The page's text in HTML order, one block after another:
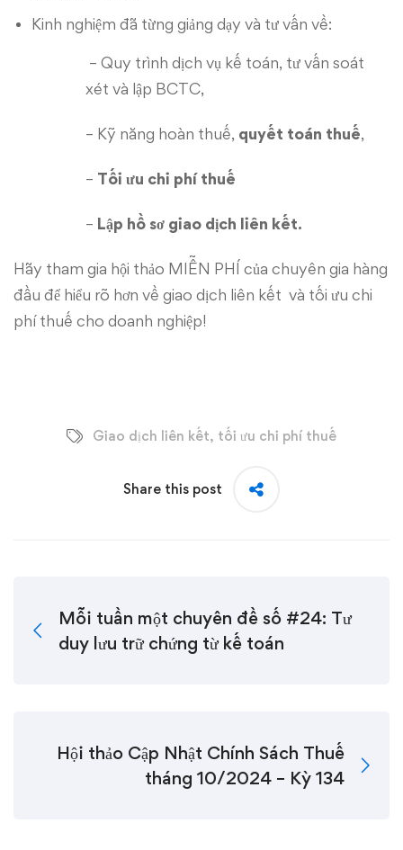
Kinh nghiệm đã từng giảng dạy và tư vấn về:
– Quy trình dịch vụ kế toán, tư vấn soát
xét và lập BCTC,
– Kỹ năng hoàn thuế, quyết toán thuế,
– Tối ưu chi phí thuế
– Lập hồ sơ giao dịch liên kết.
Hãy tham gia hội thảo MIỄN PHÍ của chuyên gia hàng
đầu để hiểu rõ hơn về giao dịch liên kết và tối ưu chi
phí thuế cho doanh nghiệp!
Giao dịch liên kết, tối ưu chi phí thuế
Share this post
Mỗi tuần một chuyên đề số #24: Tư
duy lưu trữ chứng từ kế toán
Hội thảo Cập Nhật Chính Sách Thuế
tháng 10/2024 – Kỳ 134